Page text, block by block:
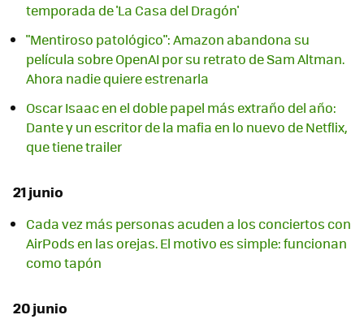
temporada de 'La Casa del Dragón'
"Mentiroso patológico": Amazon abandona su
película sobre OpenAI por su retrato de Sam Altman.
Ahora nadie quiere estrenarla
Oscar Isaac en el doble papel más extraño del año:
Dante y un escritor de la mafia en lo nuevo de Netflix,
que tiene trailer
21 junio
Cada vez más personas acuden a los conciertos con
AirPods en las orejas. El motivo es simple: funcionan
como tapón
20 junio